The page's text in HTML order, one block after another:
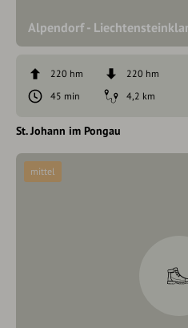
Alpendorf -
220 hm
220 hm
45 min
4,2 km
St. Johann im Pongau
mittel